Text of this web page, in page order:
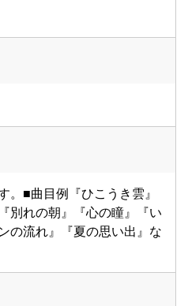
。■曲目例『ひこうき雲』
別れの朝』『心の瞳』『い
の流れ』『夏の思い出』な